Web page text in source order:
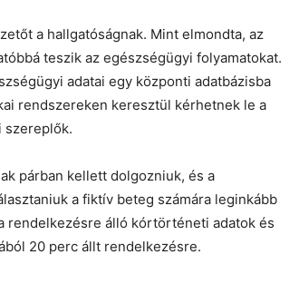
a hallgatóságnak. Mint elmondta, az
teszik az egészségügyi folyamatokat.
adatai egy központi adatbázisba
rendszereken keresztül kérhetnek le a
szereplők.
párban kellett dolgozniuk, és a
a fiktív beteg számára leginkább
rendelkezésre álló kórtörténeti adatok és
20 perc állt rendelkezésre.